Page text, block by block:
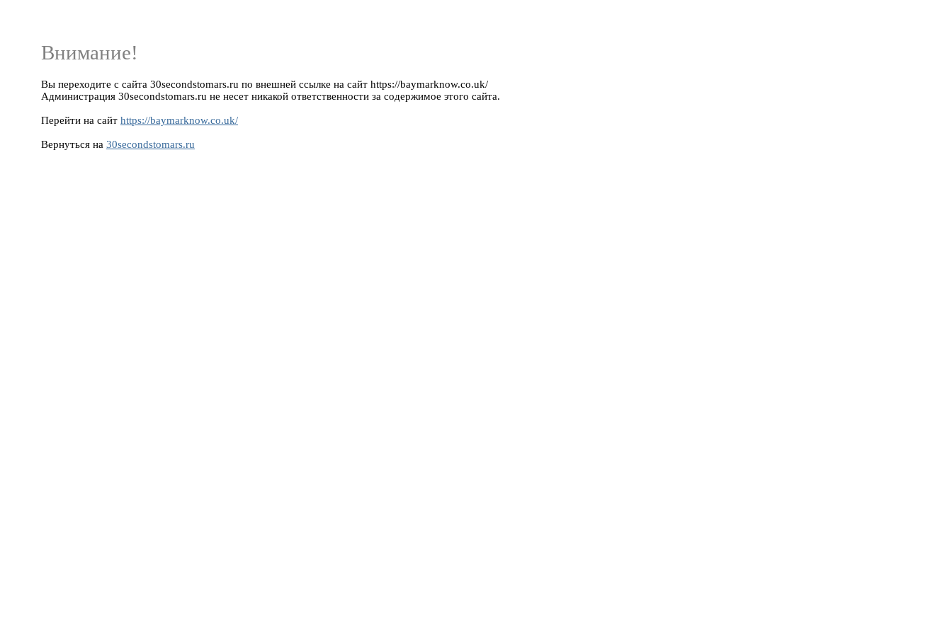
Внимание!
Вы переходите с сайта 30secondstomars.ru по внешней ссылке на сайт https://baymarknow.co.uk/
Администрация 30secondstomars.ru не несет никакой ответственности за содержимое этого сайта.
Перейти на сайт https://baymarknow.co.uk/
Вернуться на 30secondstomars.ru